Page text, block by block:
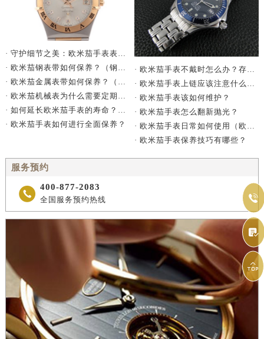
· 守护细节之美：欧米茄手表表带卡扣防锈指南
· 欧米茄钢表带如何保养？（钢表带保养技巧）
· 欧米茄金属表带如何保养？（手表金属表带的保养方法）
· 欧米茄机械表为什么需要定期保养？
· 如何延长欧米茄手表的寿命？（延长手表寿命的方法）
· 欧米茄手表如何进行全面保养？
· 欧米茄手表不戴时怎么办？存放方法大揭秘
· 欧米茄手表上链应该注意什么?（欧米茄手表上链要注意哪些问题）
· 欧米茄手表该如何维护？
· 欧米茄手表怎么翻新抛光？
· 欧米茄手表日常如何使用（欧米茄手表保养）
· 欧米茄手表保养技巧有哪些？
服务预约
 400-877-2083
全国服务预约热线 

